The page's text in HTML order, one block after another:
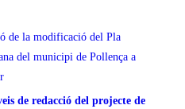
de la modificació del Pla
del municipi de Pollença a
de redacció del projecte de